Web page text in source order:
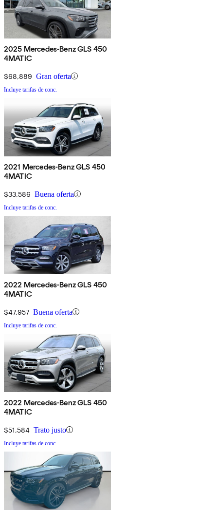
2025 Mercedes-Benz GLS 450
4MATIC
$68,889 Gran oferta
Incluye tarifas de conc.
2021 Mercedes-Benz GLS 450
4MATIC
$33,586 Buena oferta
Incluye tarifas de conc.
2022 Mercedes-Benz GLS 450
4MATIC
$47,957 Buena oferta
Incluye tarifas de conc.
2022 Mercedes-Benz GLS 450
4MATIC
$51,584 Trato justo
Incluye tarifas de conc.